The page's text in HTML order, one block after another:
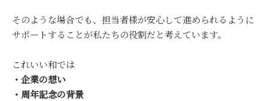
そのような場合でも、担当者様が安心して進められるように
サポートすることが私たちの役割だと考えています。
これいい和では
・企業の想い
・周年記念の背景